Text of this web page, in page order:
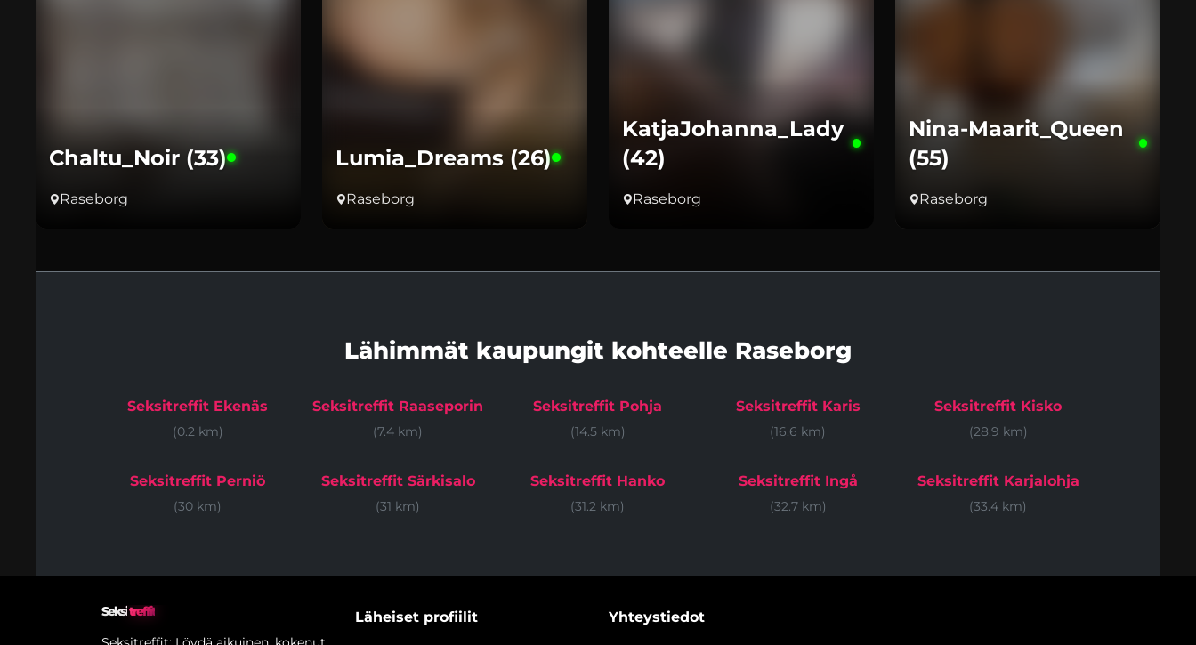
Chaltu_Noir (33)
Raseborg
Lumia_Dreams (26)
Raseborg
KatjaJohanna_Lady
(42)
Raseborg
Nina-Maarit_Queen
(55)
Raseborg
Lähimmät kaupungit kohteelle Raseborg
Seksitreffit Ekenäs
(0.2 km)
Seksitreffit Raaseporin
(7.4 km)
Seksitreffit Pohja
(14.5 km)
Seksitreffit Karis
(16.6 km)
Seksitreffit Kisko
(28.9 km)
Seksitreffit Perniö
(30 km)
Seksitreffit Särkisalo
(31 km)
Seksitreffit Hanko
(31.2 km)
Seksitreffit Ingå
(32.7 km)
Seksitreffit Karjalohja
(33.4 km)
Seksitreffit
Läheiset profiilit Yhteystiedot